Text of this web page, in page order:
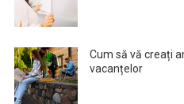
Cum să vă creați
vacanțelor